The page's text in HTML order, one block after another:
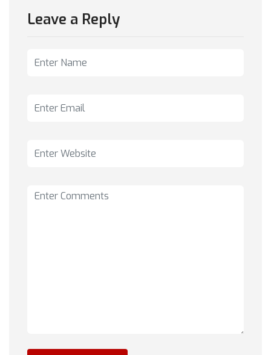
Leave a Reply